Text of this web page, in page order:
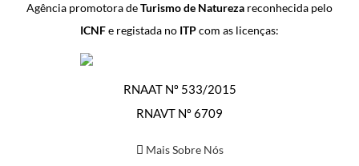
Agência promotora deTurismo de Natureza reconhecida pelo
ICNFe registada no ITPcom as licenças:
RNAAT Nº 533/2015
RNAVT Nº 6709
Mais Sobre Nós